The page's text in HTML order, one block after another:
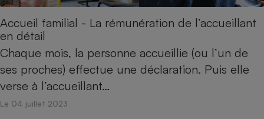
Accueil familial - La rémunération de l’accueillant
en détail
Chaque mois, la personne accueillie (ou l’un de
ses proches) effectue une déclaration. Puis elle
verse à l’accueillant…
Le 04 juillet 2023